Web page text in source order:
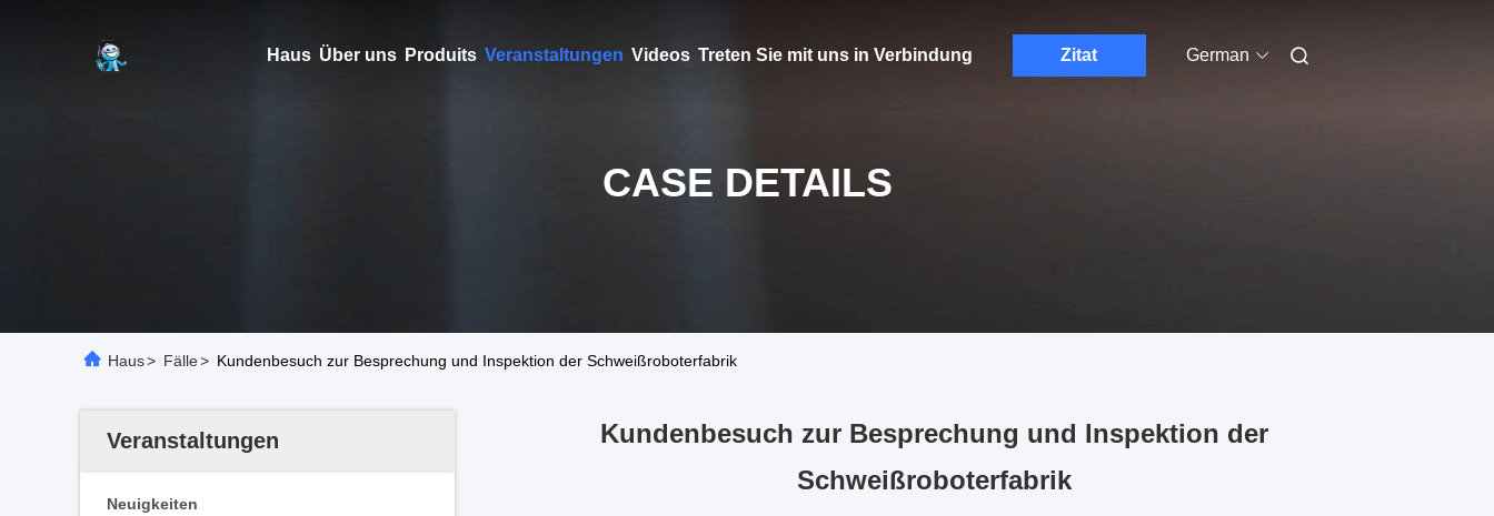
Haus Über uns Produits Veranstaltungen Videos Treten Sie mit uns in Verbindung Zitat German
CASE DETAILS
Haus> Fälle> Kundenbesuch zur Besprechung und Inspektion der Schweißroboterfabrik
Veranstaltungen
Neuigkeiten
Kundenbesuch zur Besprechung und Inspektion der
Schweißroboterfabrik